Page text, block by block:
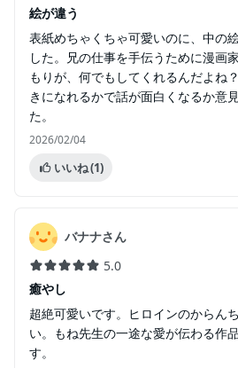
絵が違う
表紙めちゃくちゃ可愛いのに、中の
した。兄の仕事を手伝うために漫画
もりが、何でもしてくれるんだよね
きになれるかで話が面白くなるか意
た。
2026/02/04
いいね(1)
バナナさん
5.0
癒やし
超絶可愛いです。ヒロインのからん
い。もね先生の一途な愛が伝わる作
す。